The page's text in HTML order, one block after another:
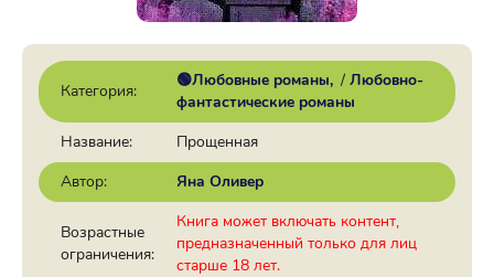
Категория:
🟢Любовные романы / Любовно-
фантастические романы
Название:
Прощенная
Автор:
Яна Оливер
Возрастные
ограничения:
Книга может включать контент,
предназначенный только для лиц
старше 18 лет.